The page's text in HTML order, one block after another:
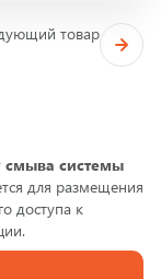
смыва системы
для размещения
доступа к
товар